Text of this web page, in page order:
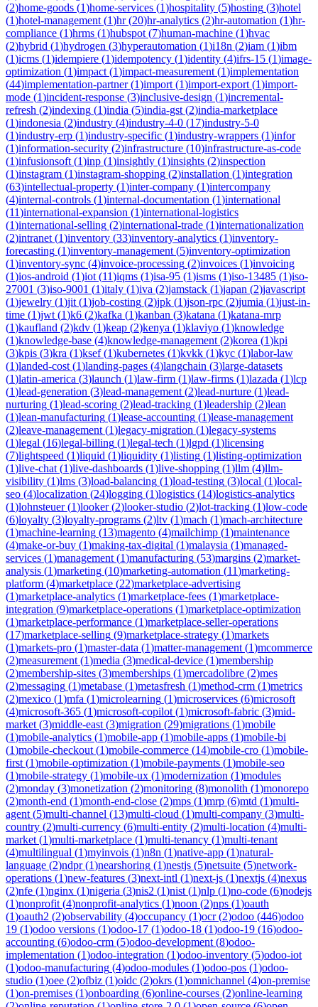
(2)home-goods (1)home-services (1)hospitality (5)hosting (3)hotel
(1)hotel-management (1)hr(20)hr-analytics (2)hr-automation (1)hr-
compliance (1)hrms (1)hubspot (7)human-machine (1)hvac
(2)hybrid (1)hydrogen (3)hyperautomation (1)i18n (2)iam (1)ibm
(1)icms (1)idempiere (1)idempotency (1)identity (4)ifrs-15 (1)image-
optimization (1)impact (1)impact-measurement (1)implementation
(44)implementation-partner(1)import (1)import-export (1)import-
mode (1)incident-response (3)inclusive-design (1)incremental-
refresh (2)indexing (1)india (5)india-gst (2)india-marketplace
(1)indonesia (2)industry (4)industry-4-0 (17)industry-5-0
(1)industry-erp (1)industry-specific (1)industry-wrappers (1)infor
(1)information-security (2)infrastructure (10)infrastructure-as-code
(1)infusionsoft (1)inp (1)insightly (1)insights (2)inspection
(1)instagram (1)instagram-shopping (2)installation (1)integration
(63)intellectual-property (1)inter-company (1)intercompany
(4)internal-controls (1)internal-documentation (1)international
(11)international-expansion (1)international-logistics
(1)international-selling (2)international-trade (1)internationalization
(2)intranet (1)inventory (33)inventory-analytics (1)inventory-
forecasting (1)inventory-management (5)inventory-optimization
(1)inventory-sync (4)invoice-processing (2)invoices (1)invoicing
(1)ios-android (1)iot (11)iqms (1)isa-95 (1)isms (1)iso-13485 (1)iso-
27001 (3)iso-9001 (1)italy (1)iva (2)jamstack (1)japan (2)javascript
(1)jewelry (1)jit (1)job-costing (2)jpk (1)json-rpc (2)jumia (1)just-in-
time (1)jwt (1)k6 (2)kafka (1)kanban (3)katana (1)katana-mrp
(1)kaufland (2)kdv (1)keap (2)kenya (1)klaviyo (1)knowledge
(1)knowledge-base (4)knowledge-management (2)korea (1)kpi
(3)kpis (3)kra (1)ksef(1)kubernetes (1)kvkk (1)kyc (1)labor-law
(1)landed-cost (1)landing-pages (4)langchain (3)large-datasets
(1)latin-america (3)launch (1)law-firm (1)law-firms (1)lazada (1)lcp
(1)lead-generation (3)lead-management (2)lead-nurture (1)lead-
nurturing (1)lead-scoring (2)lead-tracking (1)leadership (2)lean
(1)lean-manufacturing (1)lease-accounting (1)lease-management
(2)leave-management (1)legacy-migration (1)legacy-systems
(1)legal (16)legal-billing (1)legal-tech (1)lgpd (1)licensing
(7)lightspeed (1)liquid (1)liquidity (1)listing (1)listing-optimization
(1)live-chat (1)live-dashboards (1)live-shopping (1)llm (4)llm-
visibility (1)lms (3)load-balancing (1)load-testing (3)local (1)local-
seo (4)localization (24)logging (1)logistics (14)logistics-analytics
(1)lohnsteuer(1)looker(2)looker-studio (2)lot-tracking (1)low-code
(6)loyalty (3)loyalty-programs (2)ltv (1)mach (1)mach-architecture
(1)machine-learning (13)magento (4)mailchimp (1)maintenance
(4)make-or-buy (1)making-tax-digital (1)malaysia (1)managed-
services (1)management (1)manufacturing (53)margins (2)market-
analysis (1)marketing (10)marketing-automation (11)marketing-
platform (4)marketplace (22)marketplace-advertising
(1)marketplace-analytics (1)marketplace-fees (1)marketplace-
integration (9)marketplace-operations (1)marketplace-optimization
(1)marketplace-performance (1)marketplace-seller-operations
(17)marketplace-selling (9)marketplace-strategy (1)markets
(1)markets-pro (1)master-data (1)matter-management (1)mcommerce
(2)measurement (1)media (3)medical-device (1)membership
(2)membership-sites (3)memberships (1)mercadolibre (2)mes
(2)messaging (1)metabase (1)metasfresh (1)method-crm (1)metrics
(2)mexico (1)mfa (1)microlearning (1)microservices (6)microsoft
(4)microsoft-365 (1)microsoft-copilot (1)microsoft-fabric (3)mid-
market (3)middle-east (3)migration (29)migrations (1)mobile
(1)mobile-analytics (1)mobile-app (1)mobile-apps (1)mobile-bi
(1)mobile-checkout (1)mobile-commerce (14)mobile-cro (1)mobile-
first (1)mobile-optimization (1)mobile-payments (1)mobile-seo
(1)mobile-strategy (1)mobile-ux (1)modernization (1)modules
(2)monday (3)monetization (2)monitoring (8)monolith (1)monorepo
(2)month-end (1)month-end-close (2)mps (1)mrp (6)mtd (1)multi-
agent (5)multi-channel (13)multi-cloud (1)multi-company (3)multi-
country (2)multi-currency (6)multi-entity (2)multi-location (4)multi-
market (1)multi-marketplace (1)multi-tenancy (1)multi-tenant
(4)multilingual (1)myinvois (1)n8n (1)native-app (1)natural-
language (2)ndpr(1)nearshoring (1)nestjs (5)netsuite (5)network-
operations (1)new-features (3)next-intl (1)next-js (1)nextjs (4)nexus
(2)nfe (1)nginx (1)nigeria (3)nis2 (1)nist (1)nlp (1)no-code (6)nodejs
(1)nonprofit (4)nonprofit-analytics (1)noon (2)nps (1)oauth
(1)oauth2 (2)observability (4)occupancy (1)ocr(2)odoo (446)odoo
19 (1)odoo versions (1)odoo-17 (1)odoo-18 (1)odoo-19 (16)odoo-
accounting (6)odoo-crm (5)odoo-development (8)odoo-
implementation (1)odoo-integration (1)odoo-inventory (5)odoo-iot
(1)odoo-manufacturing (4)odoo-modules (1)odoo-pos (1)odoo-
studio (1)oee (2)ofbiz (1)oidc (2)okrs (1)omnichannel (4)on-premise
(1)on-premises (1)onboarding (6)online-courses (2)online-learning